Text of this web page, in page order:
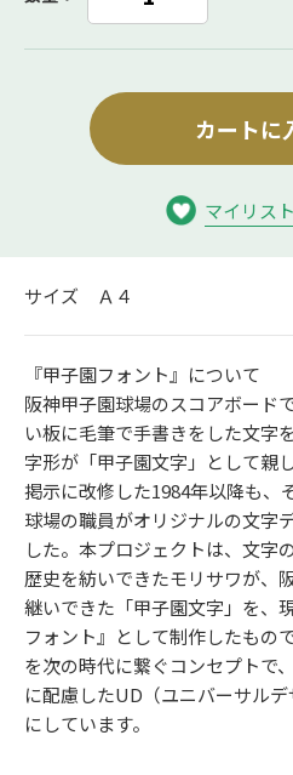
カートに
マイリス
サイズ Ａ４
『甲子園フォント』について
阪神甲子園球場のスコアボード
い板に毛筆で手書きをした文字
字形が「甲子園文字」として親
掲示に改修した1984年以降も、
球場の職員がオリジナルの文字
した。本プロジェクトは、文字
歴史を紡いできたモリサワが、
継いできた「甲子園文字」を、
フォント』として制作したもの
を次の時代に繋ぐコンセプトで
に配慮したUD（ユニバーサル
にしています。